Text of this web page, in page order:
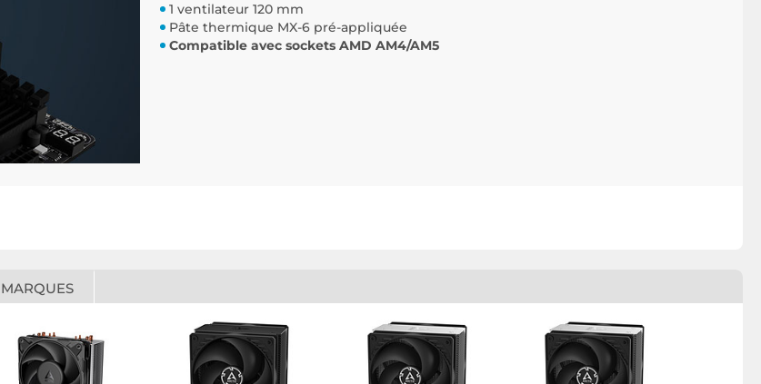
1 ventilateur 120 mm
Pâte thermique MX-6 pré-appliquée
Compatible avec sockets AMD AM4/AM5